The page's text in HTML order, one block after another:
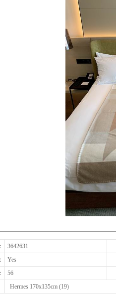
3642631
Yes
56
Hermes 170x135cm (19)